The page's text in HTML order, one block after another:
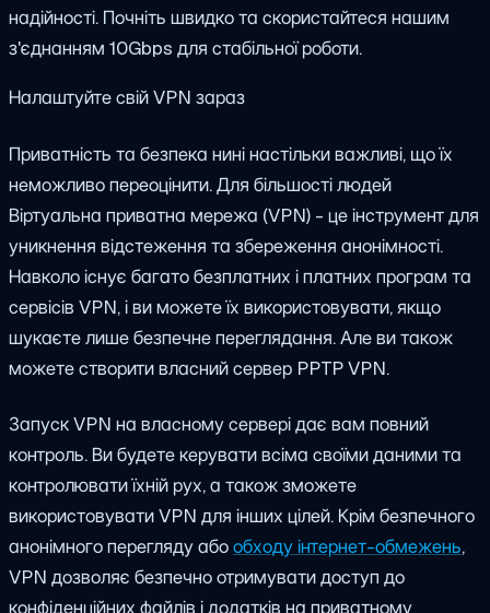
надійності. Почніть швидко та скористайтеся нашим
з'єднанням 10Gbps для стабільної роботи.
Налаштуйте свій VPN зараз
Приватність та безпека нині настільки важливі, що їх
неможливо переоцінити. Для більшості людей
Віртуальна приватна мережа (VPN) - це інструмент для
уникнення відстеження та збереження анонімності.
Навколо існує багато безплатних і платних програм та
сервісів VPN, і ви можете їх використовувати, якщо
шукаєте лише безпечне переглядання. Але ви також
можете створити власний сервер PPTP VPN.
Запуск VPN на власному сервері дає вам повний
контроль. Ви будете керувати всіма своїми даними та
контролювати їхній рух, а також зможете
використовувати VPN для інших цілей. Крім безпечного
анонімного перегляду абообходу інтернет-обмежень,
VPN дозволяє безпечно отримувати доступ до
конфіденційних файлів і додатків на приватному